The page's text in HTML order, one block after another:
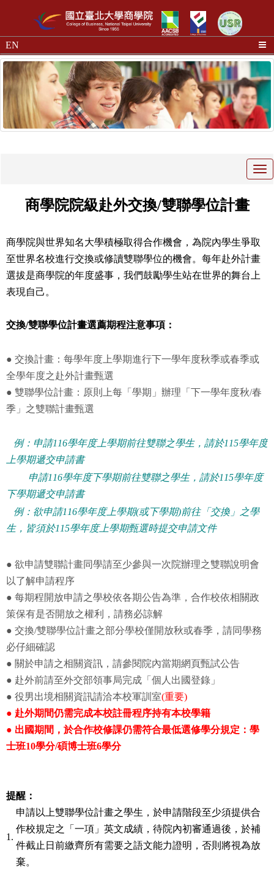
EN
商學院院級赴外交換/雙聯學位計畫
商學院與世界知名大學積極取得合作機會，為院內學生爭取
至世界名校進行交換或修讀雙聯學位的機會。每年赴外計畫
選拔是商學院的年度盛事，我們鼓勵學生站在世界的舞台上
表現自己。
交換/雙聯學位計畫選薦期程注意事項：
● 交換計畫：每學年度上學期進行下一學年度秋季或春季或
全學年度之赴外計畫甄選
● 雙聯學位計畫：原則上每「學期」辦理「下一學年度秋/春
季」之雙聯計畫甄選
例：申請116學年度上學期前往雙聯之學生，請於115學年度
上學期遞交申請書
申請116學年度下學期前往雙聯之學生，請於115學年度
下學期遞交申請書
例：欲申請116學年度上學期(或下學期)前往「交換」之學
生，皆須於115學年度上學期甄選時提交申請文件
● 欲申請雙聯計畫同學請至少參與一次院辦理之雙聯說明會
以了解申請程序
● 每期程開放申請之學校依各期公告為準，合作校依相關政
策保有是否開放之權利，請務必諒解
● 交換/雙聯學位計畫之部分學校僅開放秋或春季，請同學務
必仔細確認
● 關於申請之相關資訊，請參閱院內當期網頁甄試公告
● 赴外前請至外交部領事局完成「個人出國登錄」
● 役男出境相關資訊請洽本校軍訓室(重要)
● 赴外期間仍需完成本校註冊程序持有本校學籍
● 出國期間，於合作校修課仍需符合最低選修學分規定：學
士班10學分/碩博士班6學分
提醒：
1.
申請以上雙聯學位計畫之學生，於申請階段至少須提供合
作校規定之「一項」英文成績，待院內初審通過後，於補
件截止日前繳齊所有需要之語文能力證明，否則將視為放
棄。